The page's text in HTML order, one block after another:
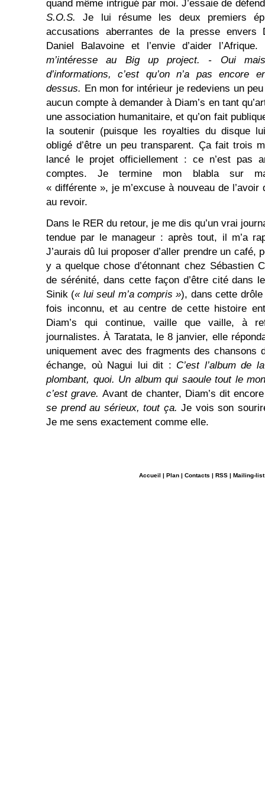
quand même intrigué par moi. J’essaie de
S.O.S.Je lui résume les deux premiers
accusations aberrantes de la presse envers
Daniel Balavoine et l’envie d’aider l’Afrique.
m’intéresse au Big up project. - Oui
d’informations, c’est qu’on n’a pas encore
dessus. En mon for intérieur je redeviens un
aucun compte à demander à Diam’s en tant
une association humanitaire, et qu’on fait
la soutenir (puisque les royalties du disque
obligé d’être un peu transparent. Ça fait trois
lancé le projet officiellement : ce n’est pas
comptes. Je termine mon blabla sur
« différente », je m’excuse à nouveau de
au revoir.
Dans le RER du retour, je me dis qu’un vrai
tendue par le manageur : après tout, il m’a
J’aurais dû lui proposer d’aller prendre un café,
y a quelque chose d’étonnant chez Sébastien
de sérénité, dans cette façon d’être cité dans
Sinik (« lui seul m’a compris »), dans cette drôle
fois inconnu, et au centre de cette histoire
Diam’s qui continue, vaille que vaille, à
journalistes. À Taratata, le 8 janvier, elle
uniquement avec des fragments des chansons
échange, où Nagui lui dit : C’est l’album de
plombant, quoi. Un album qui saoule tout le
c’est grave.Avant de chanter, Diam’s dit
se prend au sérieux, tout ça.Je vois son
Je me sens exactement comme elle.
Accueil | Plan | Contacts | RSS | Mailing-list